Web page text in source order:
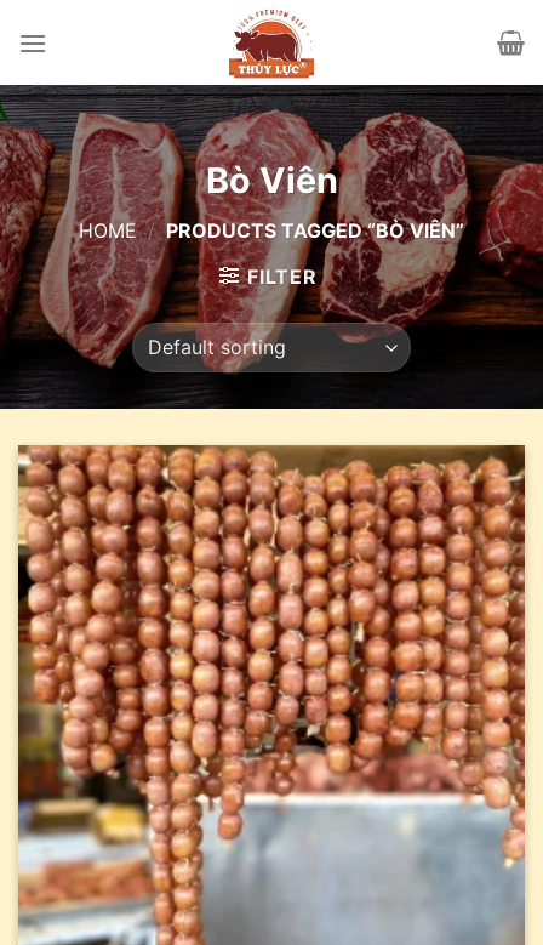
Bò Viên
HOME / PRODUCTS TAGGED “BÒ VIÊN”
FILTER